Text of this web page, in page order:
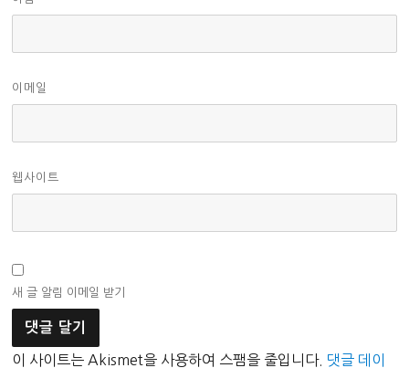
이메일
웹사이트
새 글 알림 이메일 받기
이 사이트는 Akismet을 사용하여 스팸을 줄입니다. 댓글 데이